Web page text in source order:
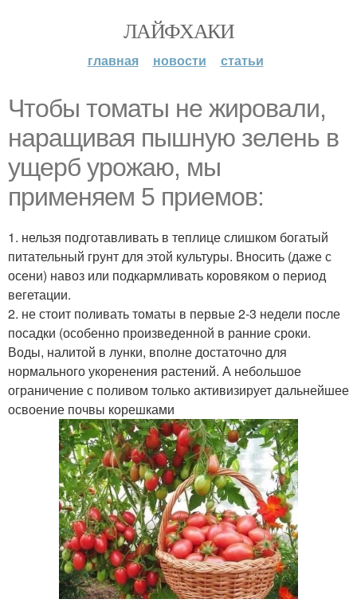
ЛАЙФХАКИ
главная новости статьи
Чтобы томаты не жировали,
наращивая пышную зелень в
ущерб урожаю, мы
применяем 5 приемов:
1. нельзя подготавливать в теплице слишком богатый
питательный грунт для этой культуры. Вносить (даже с
осени) навоз или подкармливать коровяком о период
вегетации.
2. не стоит поливать томаты в первые 2-3 недели после
посадки (особенно произведенной в ранние сроки.
Воды, налитой в лунки, вполне достаточно для
нормального укоренения растений. А небольшое
ограничение с поливом только активизирует дальнейшее
освоение почвы корешками